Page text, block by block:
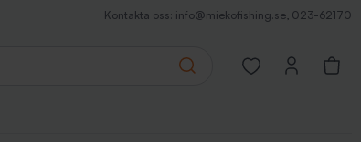
Kontakta oss: info@miekofishing.se, 023-62170
Search
Open favorites